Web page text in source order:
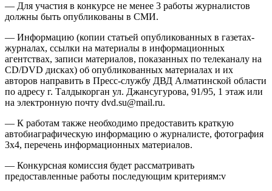
— Для участия в конкурсе не менее 3 работы журналистов
должны быть опубликованы в СМИ.
— Информацию (копии статьей опубликованных в газетах-
журналах, ссылки на материалы в информационных
агентствах, записи материалов, показанных по телеканалу на
CD/DVD дисках) об опубликованных материалах и их
авторов направить в Пресс-службу ДВД Алматинской области
по адресу г. Талдыкорган ул. Джансугурова, 91/95, 1 этаж или
на электронную почту dvd.su@mail.ru.
— К работам также необходимо предоставить краткую
автобиаграфическую информацию о журналисте, фотография
3х4, перечень информационных материалов.
— Конкурсная комиссия будет рассматривать
предоставленные работы последующим критериям:v